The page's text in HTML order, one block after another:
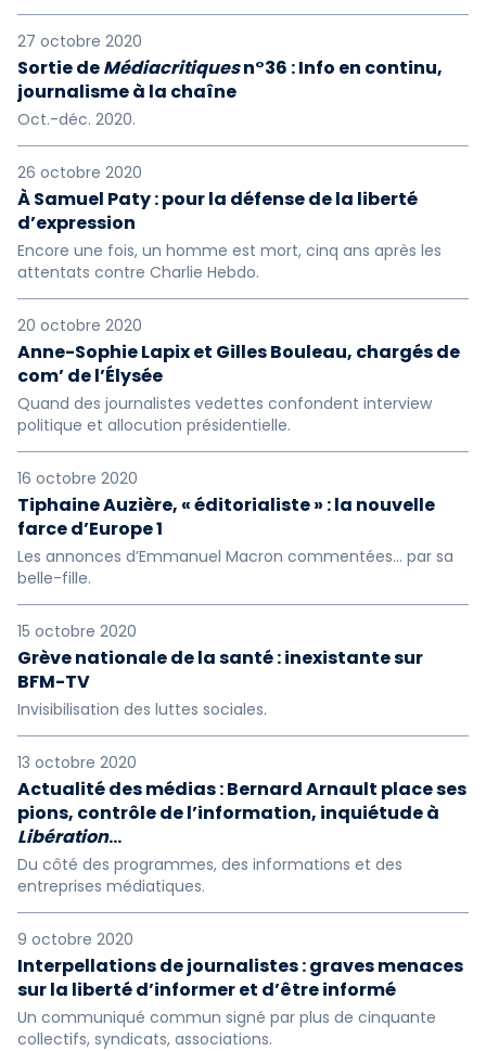
27 octobre 2020
Sortie deMédiacritiquesn°36 : Info en continu,
journalisme à la chaîne
Oct.-déc. 2020.
26 octobre 2020
À Samuel Paty : pour la défense de la liberté
d’expression
Encore une fois, un homme est mort, cinq ans après les
attentats contre Charlie Hebdo.
20 octobre 2020
Anne-Sophie Lapix et Gilles Bouleau, chargés de
com’ de l’Élysée
Quand des journalistes vedettes confondent interview
politique et allocution présidentielle.
16 octobre 2020
Tiphaine Auzière, « éditorialiste » : la nouvelle
farce d’Europe 1
Les annonces d’Emmanuel Macron commentées... par sa
belle-fille.
15 octobre 2020
Grève nationale de la santé : inexistante sur
BFM-TV
Invisibilisation des luttes sociales.
13 octobre 2020
Actualité des médias : Bernard Arnault place ses
pions, contrôle de l’information, inquiétude à
Libération...
Du côté des programmes, des informations et des
entreprises médiatiques.
9 octobre 2020
Interpellations de journalistes : graves menaces
sur la liberté d’informer et d’être informé
Un communiqué commun signé par plus de cinquante
collectifs, syndicats, associations.